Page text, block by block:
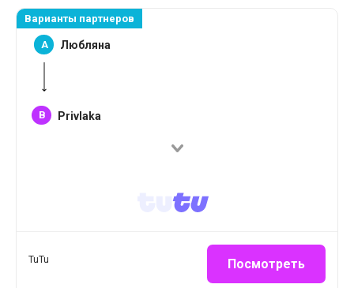
Варианты партнеров
A Любляна
B Privlaka
TuTu Посмотреть